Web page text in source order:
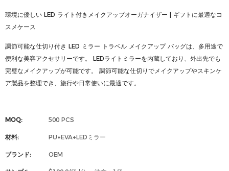
環境に優しい LED ライト付きメイクアップオーガナイザー | ギフトに最適なコ
スメケース
調節可能な仕切り付き LED ミラー トラベル メイクアップ バッグは、多用途で
便利な美容アクセサリーです。 LEDライトミラーを内蔵しており、外出先でも
完璧なメイクアップが可能です。 調節可能な仕切りでメイクアップやスキンケ
ア製品を整理でき、旅行や日常使いに最適です。
MOQ: 500 PCS
材料: PU+EVA+LEDミラー
ブランド: OEM